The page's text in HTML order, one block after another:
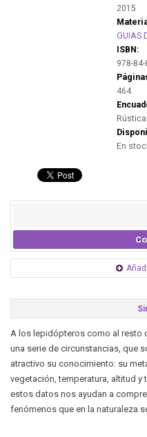
2015
GUIAS
ISBN:
978-
464
Rústica
En
A los lepidópteros como al resto
una serie de circunstancias, que
atractivo su conocimiento: su
vegetación, temperatura, altitud
estos datos nos ayudan a
fenómenos que en la naturaleza